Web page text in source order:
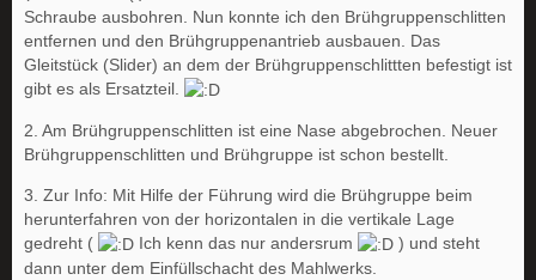
Schraube ausbohren. Nun konnte ich den Brühgruppenschlitten
entfernen und den Brühgruppenantrieb ausbauen. Das
Gleitstück (Slider) an dem der Brühgruppenschlittten befestigt ist
gibt es als Ersatzteil.
2. Am Brühgruppenschlitten ist eine Nase abgebrochen. Neuer
Brühgruppenschlitten und Brühgruppe ist schon bestellt.
3. Zur Info: Mit Hilfe der Führung wird die Brühgruppe beim
herunterfahren von der horizontalen in die vertikale Lage
gedreht (
Ich kenn das nur andersrum
) und steht
dann unter dem Einfüllschacht des Mahlwerks.